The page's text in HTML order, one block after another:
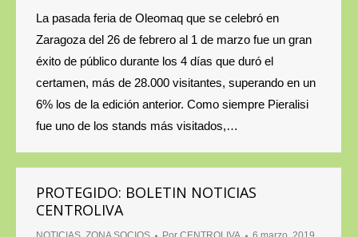
La pasada feria de Oleomaq que se celebró en
Zaragoza del 26 de febrero al 1 de marzo fue un gran
éxito de público durante los 4 días que duró el
certamen, más de 28.000 visitantes, superando en un
6% los de la edición anterior. Como siempre Pieralisi
fue uno de los stands más visitados,…
PROTEGIDO: BOLETIN NOTICIAS
CENTROLIVA